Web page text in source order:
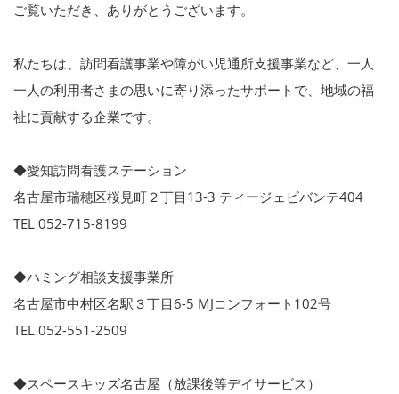
ご覧いただき、ありがとうございます。
私たちは、訪問看護事業や障がい児通所支援事業など、一人
一人の利用者さまの思いに寄り添ったサポートで、地域の福
祉に貢献する企業です。
◆愛知訪問看護ステーション
名古屋市瑞穂区桜見町２丁目13-3 ティージェビバンテ404
TEL 052-715-8199
◆ハミング相談支援事業所
名古屋市中村区名駅３丁目6-5 MJコンフォート102号
TEL 052-551-2509
◆スペースキッズ名古屋（放課後等デイサービス）